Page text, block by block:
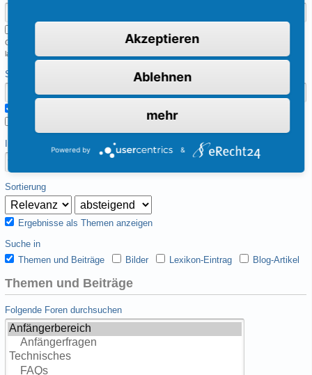
Geben Sie einen oder mehrere Begriffe ein. Ein Begriff muss mindestens vier Zeichen
lang sein.
Suche nach Autor
Nur gestartete Themen des Nutzers finden
Sortierung
Ergebnisse als Themen anzeigen
Suche in
Themen und Beiträge
Bilder Lexikon-Eintrag Blog-Artikel
Themen und Beiträge
Folgende Foren durchsuchen
Akzeptieren
Ablehnen
mehr
Powered by &